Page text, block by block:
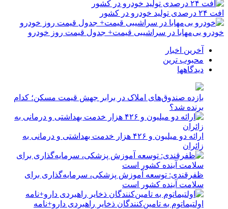
افت ۲۴ درصدی تولید خودرو در کشور
خودرو بی‌مهابا در سراشیبی قیمت+ جدول قیمت روز خودرو
آخرین اخبار
محبوب ترین
دیدگاهها
بازده صندوق‌های املاک در برابر جهش قیمت مسکن؛ کدام
برنده شد؟
ارائه دو میلیون و ۴۲۶ هزار خدمت بهداشتی و درمانی به
زائران
ظفرقندی: توسعه آموزش پزشکی، سرمایه‌گذاری برای
سلامت آینده کشور است
اولتیماتوم به تامین‌کنندگان ذخایر راهبردی دارو+نامه